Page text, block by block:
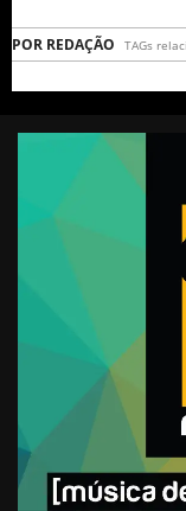
POR REDAÇÃO TAGs